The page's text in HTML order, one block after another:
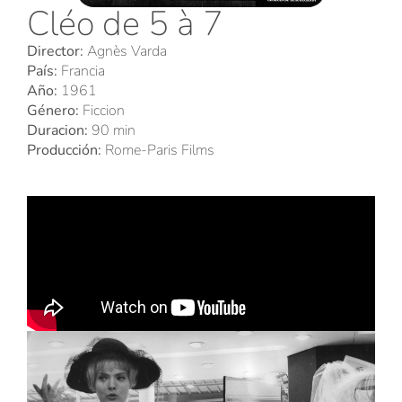
Cléo de 5 à 7
Director: Agnès Varda
País: Francia
Año: 1961
Género: Ficcion
Duracion: 90 min
Producción: Rome-Paris Films